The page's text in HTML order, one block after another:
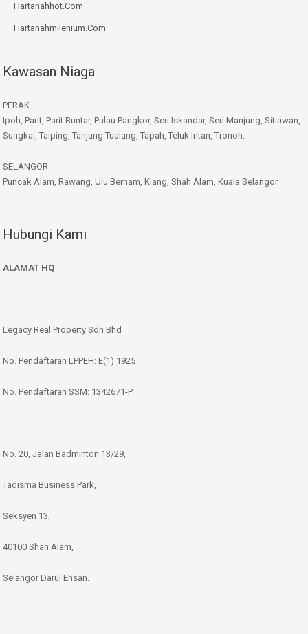
Hartanahhot.Com
Hartanahmilenium.Com
Kawasan Niaga
PERAK
Ipoh, Parit, Parit Buntar, Pulau Pangkor, Seri Iskandar, Seri Manjung, Sitiawan,
Sungkai, Taiping, Tanjung Tualang, Tapah, Teluk Intan, Tronoh.
SELANGOR
Puncak Alam, Rawang, Ulu Bernam, Klang, Shah Alam, Kuala Selangor
Hubungi Kami
ALAMAT HQ
Legacy Real Property Sdn Bhd
No. Pendaftaran LPPEH: E(1) 1925
No. Pendaftaran SSM: 1342671-P
No. 20, Jalan Badminton 13/29,
Tadisma Business Park,
Seksyen 13,
40100 Shah Alam,
Selangor Darul Ehsan.